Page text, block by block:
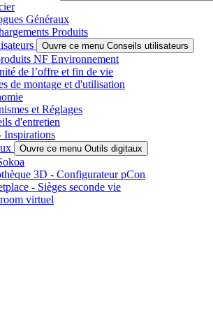
Généraux
Produits
Ouvre ce menu Conseils utilisateurs
NF Environnement
de l’offre et fin de vie
de montage et d'utilisation
et Réglages
d'entretien
Inspirations
Ouvre ce menu Outils digitaux
3D - Configurateur pCon
- Sièges seconde vie
virtuel